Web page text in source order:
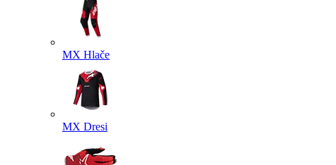
MX Hlače
MX Dresi